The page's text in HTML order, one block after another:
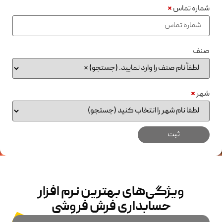
شماره تماس*
صنف
شهر*
ویژگی‌های بهترین نرم افزار
حسابداری فرش فروشی